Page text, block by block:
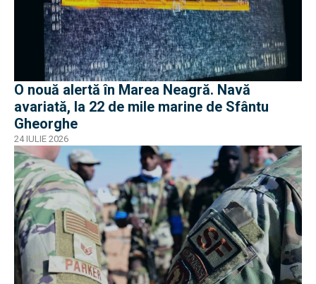
O nouă alertă în Marea Neagră. Navă
avariată, la 22 de mile marine de Sfântu
Gheorghe
24 IULIE 2026